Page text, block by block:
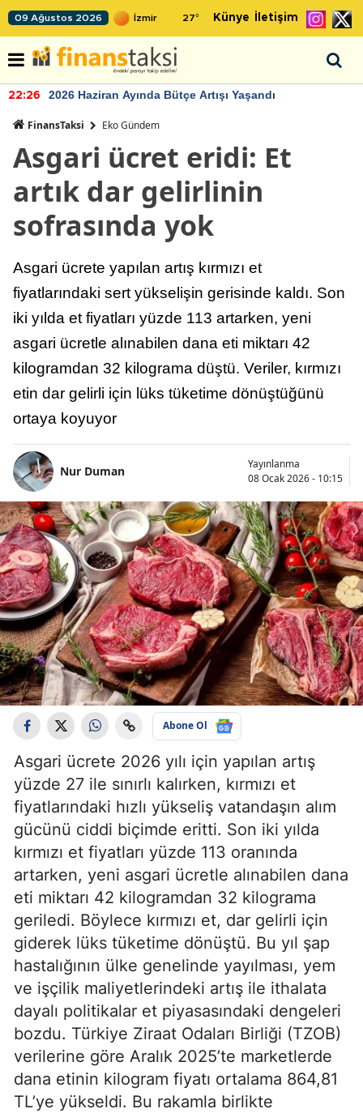
09 Ağustos 2026 27° Künye İletişim
22:26 2026 Haziran Ayında Bütçe Artışı Yaşandı
FinansTaksi Eko Gündem
Asgari ücret eridi: Et
artık dar gelirlinin
sofrasında yok
Asgari ücrete yapılan artış kırmızı et
fiyatlarındaki sert yükselişin gerisinde kaldı. Son
iki yılda et fiyatları yüzde 113 artarken, yeni
asgari ücretle alınabilen dana eti miktarı 42
kilogramdan 32 kilograma düştü. Veriler, kırmızı
etin dar gelirli için lüks tüketime dönüştüğünü
ortaya koyuyor
Nur Duman
Yayınlanma
08 Ocak 2026 - 10:15
Abone Ol
Asgari ücrete 2026 yılı için yapılan artış
yüzde 27 ile sınırlı kalırken, kırmızı et
fiyatlarındaki hızlı yükseliş vatandaşın alım
gücünü ciddi biçimde eritti. Son iki yılda
kırmızı et fiyatları yüzde 113 oranında
artarken, yeni asgari ücretle alınabilen dana
eti miktarı 42 kilogramdan 32 kilograma
geriledi. Böylece kırmızı et, dar gelirli için
giderek lüks tüketime dönüştü. Bu yıl şap
hastalığının ülke genelinde yayılması, yem
ve işçilik maliyetlerindeki artış ile ithalata
dayalı politikalar et piyasasındaki dengeleri
bozdu. Türkiye Ziraat Odaları Birliği (TZOB)
verilerine göre Aralık 2025’te marketlerde
dana etinin kilogram fiyatı ortalama 864,81
TL’ye yükseldi. Bu rakamla birlikte